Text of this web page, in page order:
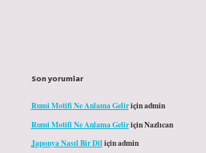
Son yorumlar
Rumi Motifi Ne Anlama Geliriçinadmin
Rumi Motifi Ne Anlama GeliriçinNazlıcan
Japonya Nasıl Bir Diliçinadmin